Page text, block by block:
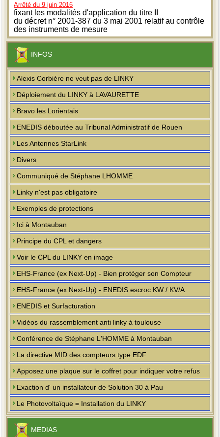
Arrêté du 9 juin 2016
fixant les modalités d'application du titre II
du décret n° 2001-387 du 3 mai 2001 relatif au contrôle
des instruments de mesure
INFOS
Alexis Corbière ne veut pas de LINKY
Déploiement du LINKY à LAVAURETTE
Bravo les Lorientais
ENEDIS déboutée au Tribunal Administratif de Rouen
Les Antennes StarLink
Divers
Communiqué de Stéphane LHOMME
Linky n'est pas obligatoire
Exemples de protections
Ici à Montauban
Principe du CPL et dangers
Voir le CPL du LINKY en image
EHS-France (ex Next-Up) - Bien protéger son Compteur
EHS-France (ex Next-Up) - ENEDIS escroc KW / KV/A
ENEDIS et Surfacturation
Vidéos du rassemblement anti linky à toulouse
Conférence de Stéphane L'HOMME à Montauban
La directive MID des compteurs type EDF
Apposez une plaque sur le coffret pour indiquer votre refus
Exaction d' un installateur de Solution 30 à Pau
Le Photovoltaïque = Installation du LINKY
MEDIAS